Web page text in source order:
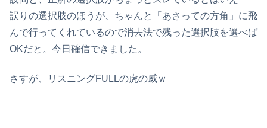
誤りの選択肢のほうが、ちゃんと「あさっての方角」に飛
んで行ってくれているので消去法で残った選択肢を選べば
OKだと。今日確信できました。
さすが、リスニングFULLの虎の威ｗ